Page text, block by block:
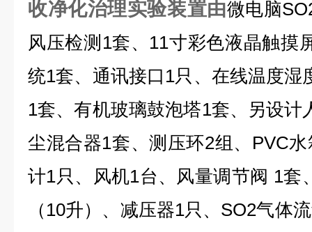
收净化治理实验装置由微电脑
风压检测1套、11寸彩色液晶触摸
统1套、通讯接口1只、在线温度湿
1套、有机玻璃鼓泡塔1套、另设计
尘混合器1套、测压环2组、PVC
计1只、风机1台、风量调节阀 1套
（10升）、减压器1只、SO2气体